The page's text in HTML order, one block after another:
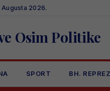
2026.
Osim Politike
SPORT BH.